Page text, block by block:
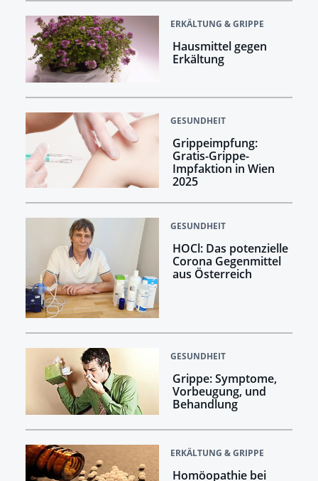
ERKÄLTUNG & GRIPPE
Hausmittel gegen
Erkältung
GESUNDHEIT
Grippeimpfung:
Gratis-Grippe-
Impfaktion in Wien
2025
GESUNDHEIT
HOCl: Das potenzielle
Corona Gegenmittel
aus Österreich
GESUNDHEIT
Grippe: Symptome,
Vorbeugung, und
Behandlung
ERKÄLTUNG & GRIPPE
Homöopathie bei